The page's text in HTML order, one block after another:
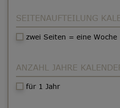
SEITENAUFTEILUNG
zwei Seiten = eine Woche
ANZAHL JAHRE
für 1 Jahr